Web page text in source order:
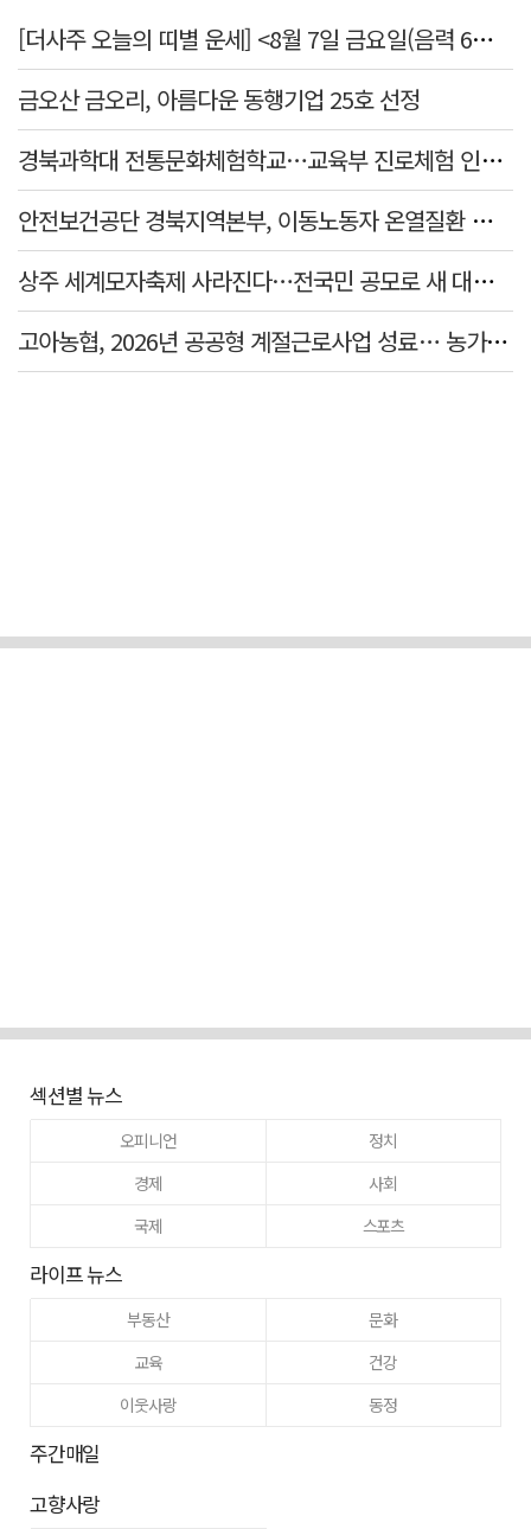
[더사주 오늘의 띠별 운세] <8월 7일 금요일(음력 6월25일)>
금오산 금오리, 아름다운 동행기업 25호 선정
경북과학대 전통문화체험학교…교육부 진로체험 인증기관 선정
안전보건공단 경북지역본부, 이동노동자 온열질환 예방 캠페인
상주 세계모자축제 사라진다…전국민 공모로 새 대표축제 발굴 나서
고아농협, 2026년 공공형 계절근로사업 성료… 농가 일손 부족 해소 '효자'
섹션별 뉴스
오피니언
정치
경제
사회
국제
스포츠
라이프 뉴스
부동산
문화
교육
건강
이웃사랑
동정
주간매일
고향사랑